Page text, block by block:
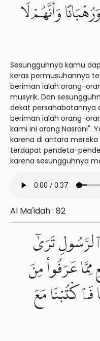
وَأَنَّهُمْ لَا
Sesungguhnya kamu
keras permusuhannya
beriman ialah orang-
musyrik. Dan
dekat persahabatannya
beriman ialah orang-
kami ini orang Nasrani".
karena di antara
terdapat pendeta-
karena sesungguhnya
Al Ma'idah : 82
ٱلرَّسُولِ تَرَىٰٓ
عَرَفُوا۟ مِنَ
فَٱكْتُبْنَا مَعَ